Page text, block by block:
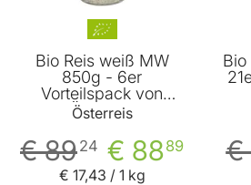
Bio Reis weiß MW
850g - 6er
Vorteilspack von
Österreis
Österreis
€ 8889
€ 8924
€ 17,43 / 1 kg
Bio
€